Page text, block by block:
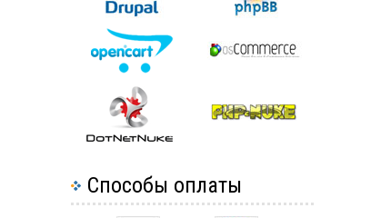
Способы оплаты